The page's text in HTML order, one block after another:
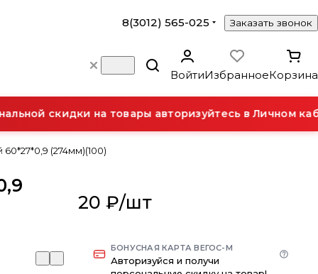
8(3012) 565-025 Заказать звонок
ВойтиИзбранноеКорзина
скидки на товары авторизуйтесь в Личном
(274мм)(100)
20 ₽/шт
БОНУСНАЯ КАРТА ВЕГОС-М
Авторизуйся и получи